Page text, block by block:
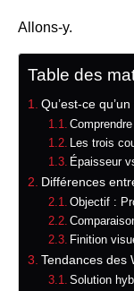
Allons-y.
Table des
Qu’est-ce
Les trois
Épaisseur
Différences
Objectif :
Finition
Tendances des
Solution